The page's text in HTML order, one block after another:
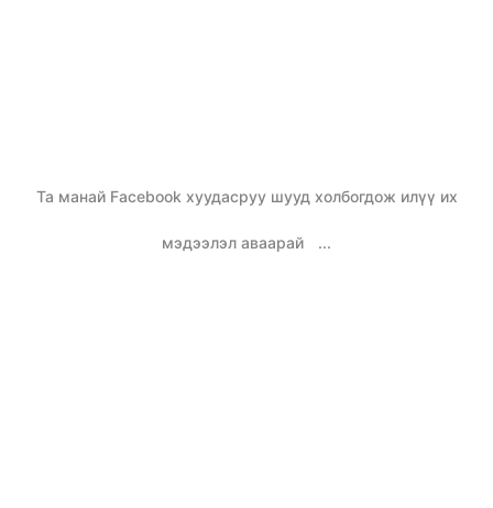
Та манай Facebook хуудасруу шууд холбогдож илүү их
мэдээлэл аваарай ...